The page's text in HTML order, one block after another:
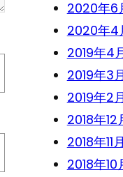
2020年6
2020年4
2019年4
2019年3月
2019年2月
2018年12
2018年11月
2018年10